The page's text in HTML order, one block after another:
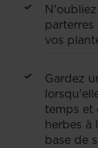
vos
Gardez
temps et
herbes à
base de